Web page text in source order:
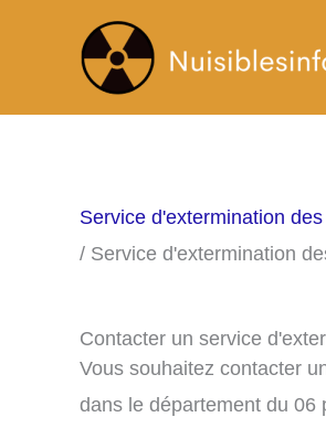
Service d'extermination
/ Service d'extermination
Contacter un service
Vous souhaitez contacter
dans le département du 06